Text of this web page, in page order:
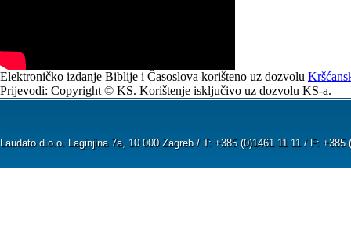
Elektroničko izdanje Biblije i Časoslova korišteno uz dozvolu
Prijevodi: Copyright © KS. Korištenje isključivo uz dozvolu KS-a.
Laudato d.o.o. Laginjina 7a, 10 000 Zagreb / T: +385 (0)1461 11 11 / F: